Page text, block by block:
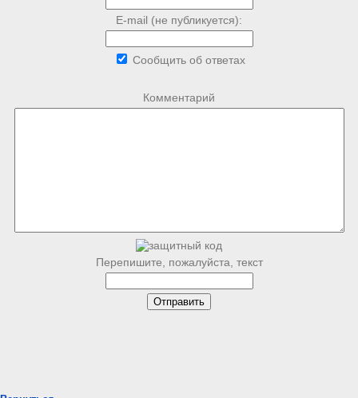
E-mail (не публикуется):
Сообщить об ответах
Комментарий
Перепишите, пожалуйста, текст